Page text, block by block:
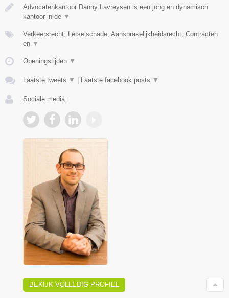
Advocatenkantoor Danny Lavreysen is een jong en dynamisch
kantoor in de ▼
Verkeersrecht, Letselschade, Aansprakelijkheidsrecht, Contracten
en ▼
Openingstijden ▼
Laatste tweets ▼ Laatste facebook posts ▼
Sociale media:
BEKIJK VOLLEDIG PROFIEL